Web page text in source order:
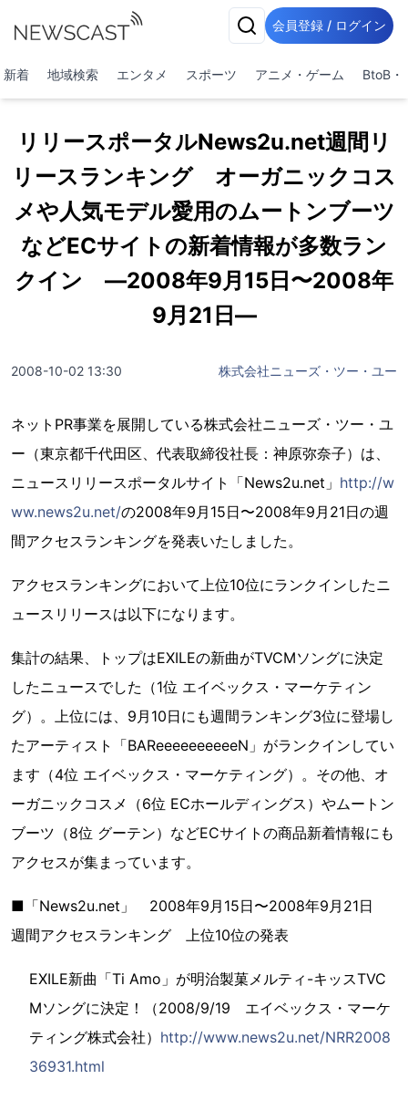
会員登録 / ログイン
新着 地域検索 エンタメ スポーツ アニメ・ゲーム BtoB・
リリースポータルNews2u.net週間リ
リースランキング オーガニックコス
メや人気モデル愛用のムートンブーツ
などECサイトの新着情報が多数ラン
クイン ―2008年9月15日〜2008年
9月21日―
2008-10-02 13:30 株式会社ニューズ・ツー・ユー
ネットPR事業を展開している株式会社ニューズ・ツー・ユ
ー（東京都千代田区、代表取締役社長：神原弥奈子）は、
ニュースリリースポータルサイト「News2u.net」 http://w
ww.news2u.net/の2008年9月15日〜2008年9月21日の週
間アクセスランキングを発表いたしました。
アクセスランキングにおいて上位10位にランクインしたニ
ュースリリースは以下になります。
集計の結果、トップはEXILEの新曲がTVCMソングに決定
したニュースでした（1位 エイベックス・マーケティン
グ）。上位には、9月10日にも週間ランキング3位に登場し
たアーティスト「BAReeeeeeeeeeN」がランクインしてい
ます（4位 エイベックス・マーケティング）。その他、オ
ーガニックコスメ（6位 ECホールディングス）やムートン
ブーツ（8位 グーテン）などECサイトの商品新着情報にも
アクセスが集まっています。
■「News2u.net」 2008年9月15日〜2008年9月21日
週間アクセスランキング 上位10位の発表
EXILE新曲「Ti Amo」が明治製菓メルティ-キッスTVC
Mソングに決定！（2008/9/19 エイベックス・マーケ
ティング株式会社） http://www.news2u.net/NRR2008
36931.html